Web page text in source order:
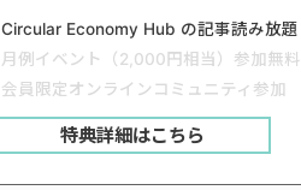
Circular Economy Hub の記事読み放題
月例イベント（2,000円相当）参加無料
会員限定オンラインコミュニティ参加
特典詳細はこちら